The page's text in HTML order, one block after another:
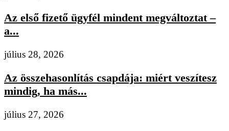
Az első fizető ügyfél mindent megváltoztat –
a...
július 28, 2026
Az összehasonlítás csapdája: miért veszítesz
mindig, ha más...
július 27, 2026